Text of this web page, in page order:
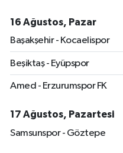
16 Ağustos, Pazar
Başakşehir - Kocaelispor
Beşiktaş - Eyüpspor
Amed - Erzurumspor FK
17 Ağustos, Pazartesi
Samsunspor - Göztepe